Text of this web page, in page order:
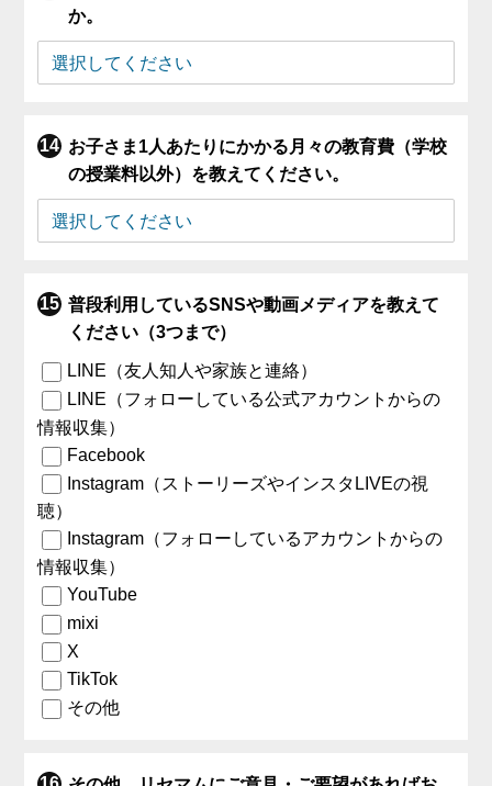
か。
お子さま1人あたりにかかる月々の教育費（学校
の授業料以外）を教えてください。
普段利用しているSNSや動画メディアを教えて
ください（3つまで）
LINE（友人知人や家族と連絡）
LINE（フォローしている公式アカウントからの
情報収集）
Facebook
Instagram（ストーリーズやインスタLIVEの視
聴）
Instagram（フォローしているアカウントからの
情報収集）
YouTube
mixi
X
TikTok
その他